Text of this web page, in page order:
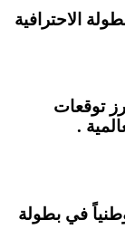
الاحترافية
توقعات
.
في بطولة